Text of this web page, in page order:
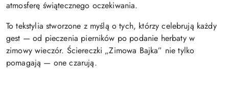
atmosferę świątecznego oczekiwania.
To tekstylia stworzone z myślą o tych, którzy celebrują każdy
gest — od pieczenia pierników po podanie herbaty w
zimowy wieczór. Ściereczki „Zimowa Bajka” nie tylko
pomagają — one czarują.